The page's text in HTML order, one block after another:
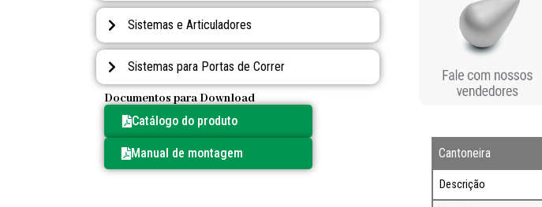
Sistemas e Articuladores
Sistemas para Portas de Correr
Documentos para Download
Catálogo do produto
Manual de montagem Cantoneira
Descrição